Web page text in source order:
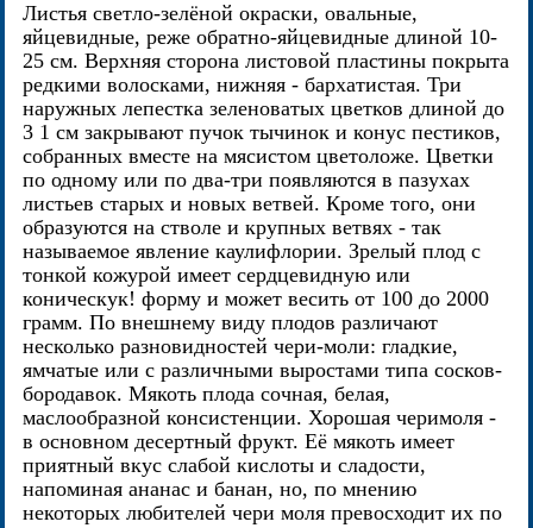
Листья светло-зелёной окраски, овальные,
яйцевидные, реже обратно-яйцевидные длиной 10-
25 см. Верхняя сторона листовой пластины покрыта
редкими волосками, нижняя - бархатистая. Три
наружных лепестка зеленоватых цветков длиной до
3 1 см закрывают пучок тычинок и конус пестиков,
собранных вместе на мясистом цветоложе. Цветки
по одному или по два-три появляются в пазухах
листьев старых и новых ветвей. Кроме того, они
образуются на стволе и крупных ветвях - так
называемое явление каулифлории. Зрелый плод с
тонкой кожурой имеет сердцевидную или
коническук! форму и может весить от 100 до 2000
грамм. По внешнему виду плодов различают
несколько разновидностей чери-моли: гладкие,
ямчатые или с различными выростами типа сосков-
бородавок. Мякоть плода сочная, белая,
маслообразной консистенции. Хорошая черимоля -
в основном десертный фрукт. Её мякоть имеет
приятный вкус слабой кислоты и сладости,
напоминая ананас и банан, но, по мнению
некоторых любителей чери моля превосходит их по